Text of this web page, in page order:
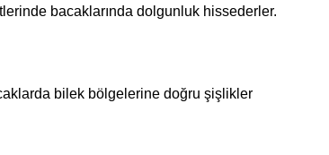
bacaklarında dolgunluk hissederler.
bilek bölgelerine doğru şişlikler